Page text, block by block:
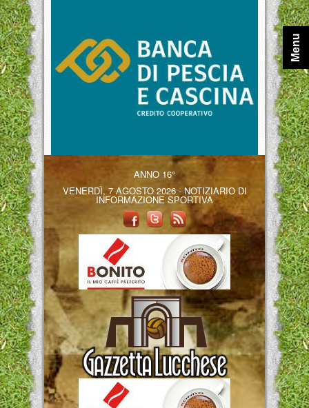
ANNO 16°
VENERDÌ, 7 AGOSTO 2026 - NOTIZIARIO DI
INFORMAZIONE SPORTIVA
Menu